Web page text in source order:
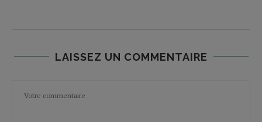
LAISSEZ UN COMMENTAIRE